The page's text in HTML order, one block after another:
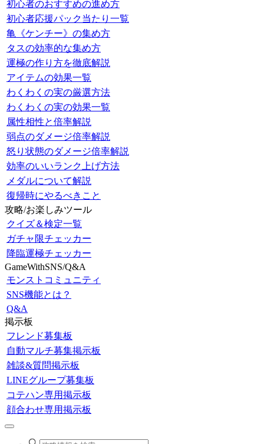
初心者のおすすめの進め方
初心者応援パック当たり一覧
亀《ケンチー》の集め方
タスの効率的な集め方
運極の作り方を徹底解説
アイテムの効果一覧
わくわくの実の厳選方法
わくわくの実の効果一覧
属性相性と倍率解説
弱点のダメージ倍率解説
怒り状態のダメージ倍率解説
効率のいいランク上げ方法
メダルについて解説
復帰時にやるべきこと
攻略/お楽しみツール
クイズ＆検定一覧
ガチャ限チェッカー
降臨運極チェッカー
GameWithSNS/Q&A
モンストコミュニティ
SNS機能とは？
Q&A
掲示板
フレンド募集板
自動マルチ募集掲示板
雑談&質問掲示板
LINEグループ募集板
コテハン専用掲示板
顔合わせ専用掲示板